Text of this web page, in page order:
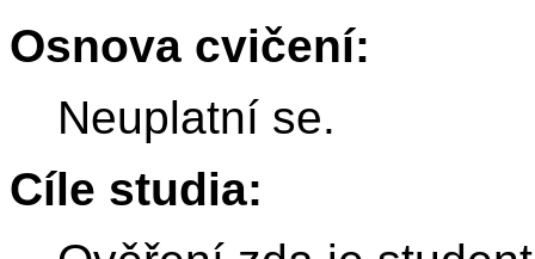
Osnova cvičení:
Neuplatní se.
Cíle studia: